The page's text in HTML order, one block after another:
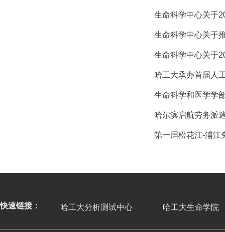
生命科学中心关于
生命科学中心关于
生命科学中心关于
哈工大承办首届人
生命科学和医学学
哈尔滨启航劳务派
第一届松花江-浦江
快速链接： 哈工大分析测试中心 哈工大生命学院